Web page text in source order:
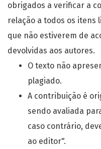
obrigados a verificar a
relação a todos os itens
que não estiverem de
devolvidas aos autores.
O texto não
plagiado.
A contribuição é
sendo avaliada
caso contrário,
ao editor".